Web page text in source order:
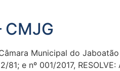
CMJG
Municipal do
e nº 001/2017,